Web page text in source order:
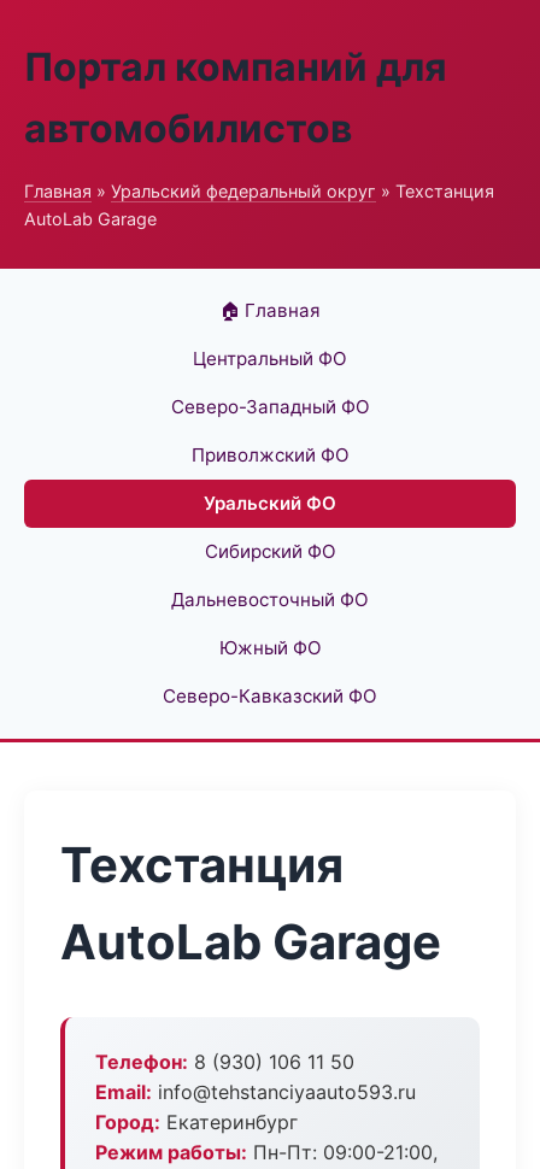
Портал компаний для
автомобилистов
Главная » Уральский федеральный округ » Техстанция
AutoLab Garage
🏠 Главная
Центральный ФО
Северо-Западный ФО
Приволжский ФО
Уральский ФО
Сибирский ФО
Дальневосточный ФО
Южный ФО
Северо-Кавказский ФО
Техстанция
AutoLab Garage
Телефон: 8 (930) 106 11 50
Email: info@tehstanciyaauto593.ru
Город: Екатеринбург
Режим работы: Пн-Пт: 09:00-21:00,